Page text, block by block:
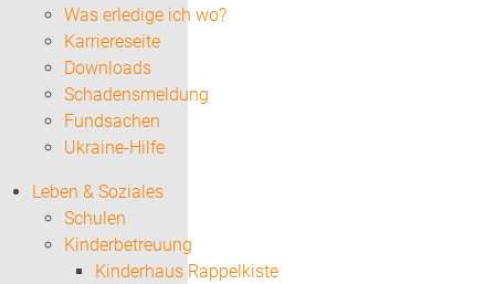
Was erledige ich wo?
Karriereseite
Downloads
Schadensmeldung
Fundsachen
Ukraine-Hilfe
Leben & Soziales
Schulen
Kinderbetreuung
Kinderhaus Rappelkiste